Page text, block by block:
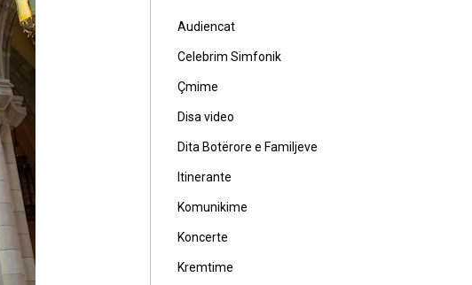
Audiencat
Celebrim Simfonik
Çmime
Disa video
Dita Botërore e Familjeve
Itinerante
Komunikime
Koncerte
Kremtime